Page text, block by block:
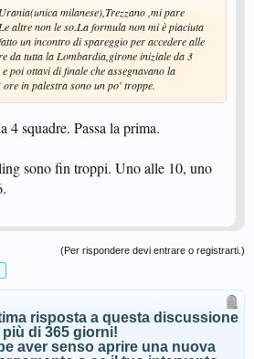
milanese),Trezzano ,mi pare
altre non le so.La formula non mi è piaciuta
un incontro di spareggio per accedere alle
da tutta la Lombardia,girone iniziale da 3
poi ottavi di finale che assegnavano la
in palestra sono un po' troppe.
4 squadre. Passa la prima.
sono fin troppi. Uno alle 10, uno
(Per rispondere devi entrare o registrarti.)
risposta a questa discussione
più di 365 giorni!
aver senso aprire una nuova